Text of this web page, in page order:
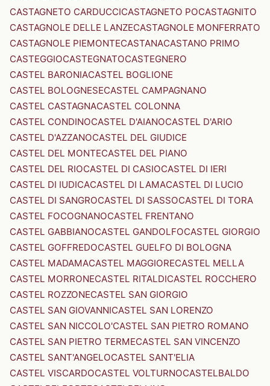
CASTAGNETO CARDUCCICASTAGNETO POCASTAGNITO
CASTAGNOLE DELLE LANZECASTAGNOLE MONFERRATO
CASTAGNOLE PIEMONTECASTANACASTANO PRIMO
CASTEGGIOCASTEGNATOCASTEGNERO
CASTEL BARONIACASTEL BOGLIONE
CASTEL BOLOGNESECASTEL CAMPAGNANO
CASTEL CASTAGNACASTEL COLONNA
CASTEL CONDINOCASTEL D'AIANOCASTEL D'ARIO
CASTEL D'AZZANOCASTEL DEL GIUDICE
CASTEL DEL MONTECASTEL DEL PIANO
CASTEL DEL RIOCASTEL DI CASIOCASTEL DI IERI
CASTEL DI IUDICACASTEL DI LAMACASTEL DI LUCIO
CASTEL DI SANGROCASTEL DI SASSOCASTEL DI TORA
CASTEL FOCOGNANOCASTEL FRENTANO
CASTEL GABBIANOCASTEL GANDOLFOCASTEL GIORGIO
CASTEL GOFFREDOCASTEL GUELFO DI BOLOGNA
CASTEL MADAMACASTEL MAGGIORECASTEL MELLA
CASTEL MORRONECASTEL RITALDICASTEL ROCCHERO
CASTEL ROZZONECASTEL SAN GIORGIO
CASTEL SAN GIOVANNICASTEL SAN LORENZO
CASTEL SAN NICCOLO'CASTEL SAN PIETRO ROMANO
CASTEL SAN PIETRO TERMECASTEL SAN VINCENZO
CASTEL SANT'ANGELOCASTEL SANT'ELIA
CASTEL VISCARDOCASTEL VOLTURNOCASTELBALDO